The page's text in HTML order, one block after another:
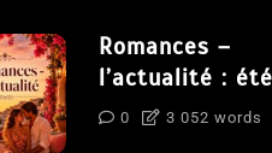
Romances –
l’actualité :
0 3 052 words